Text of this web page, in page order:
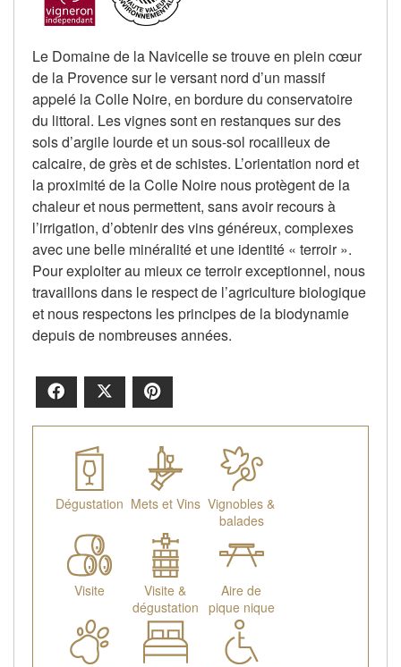
Le Domaine de la Navicelle se trouve en plein cœur
de la Provence sur le versant nord d’un massif
appelé la Colle Noire, en bordure du conservatoire
du littoral. Les vignes sont en restanques sur des
sols d’argile lourde et un sous-sol rocailleux de
calcaire, de grès et de schistes. L’orientation nord et
la proximité de la Colle Noire nous protègent de la
chaleur et nous permettent, sans avoir recours à
l’irrigation, d’obtenir des vins généreux, complexes
avec une belle minéralité et une identité « terroir ».
Pour exploiter au mieux ce terroir exceptionnel, nous
travaillons dans le respect de l’agriculture biologique
et nous respectons les principes de la biodynamie
depuis de nombreuses années.
Facebook
Dégustation Mets et Vins Vignobles &
balades
Visite
Visite &
dégustation
Aire de
pique nique